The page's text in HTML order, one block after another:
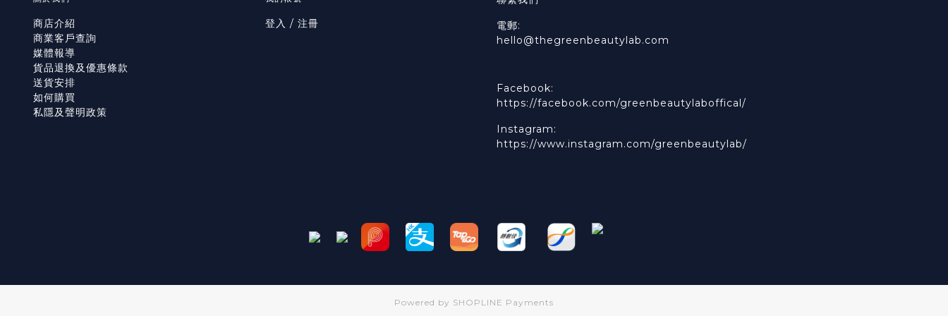
商店介紹
商業客戶查詢
媒體報導
貨品退換及優惠條款
送貨安排
如何購買
私隱及聲明政策
登入 / 注冊
電郵:
hello@thegreenbeautylab.com
Facebook:
https://facebook.com/greenbeautylaboffical/
Instagram:
https://www.instagram.com/greenbeautylab/
Powered by SHOPLINE Payments